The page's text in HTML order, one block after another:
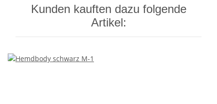
Kunden kauften dazu folgende
Artikel: